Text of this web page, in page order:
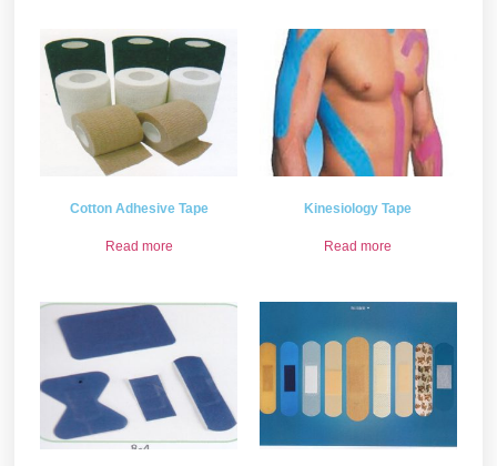
Cotton Adhesive Tape
Read more
Kinesiology Tape
Read more